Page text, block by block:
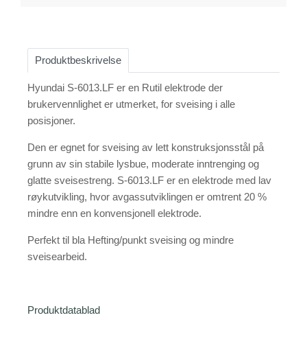
Produktbeskrivelse
Hyundai S-6013.LF er en Rutil elektrode der
brukervennlighet er utmerket, for sveising i alle
posisjoner.
Den er egnet for sveising av lett konstruksjonsstål på
grunn av sin stabile lysbue, moderate inntrenging og
glatte sveisestreng. S-6013.LF er en elektrode med lav
røykutvikling, hvor avgassutviklingen er omtrent 20 %
mindre enn en konvensjonell elektrode.
Perfekt til bla Hefting/punkt sveising og mindre
sveisearbeid.
Produktdatablad